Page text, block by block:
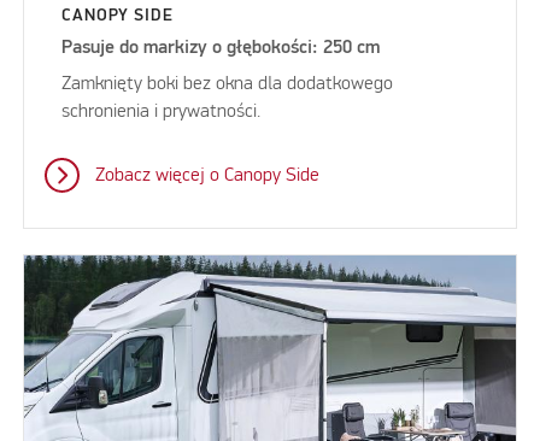
CANOPY SIDE
Pasuje do markizy o głębokości: 250 cm
Zamknięty boki bez okna dla dodatkowego
schronienia i prywatności.
Zobacz więcej o Canopy Side